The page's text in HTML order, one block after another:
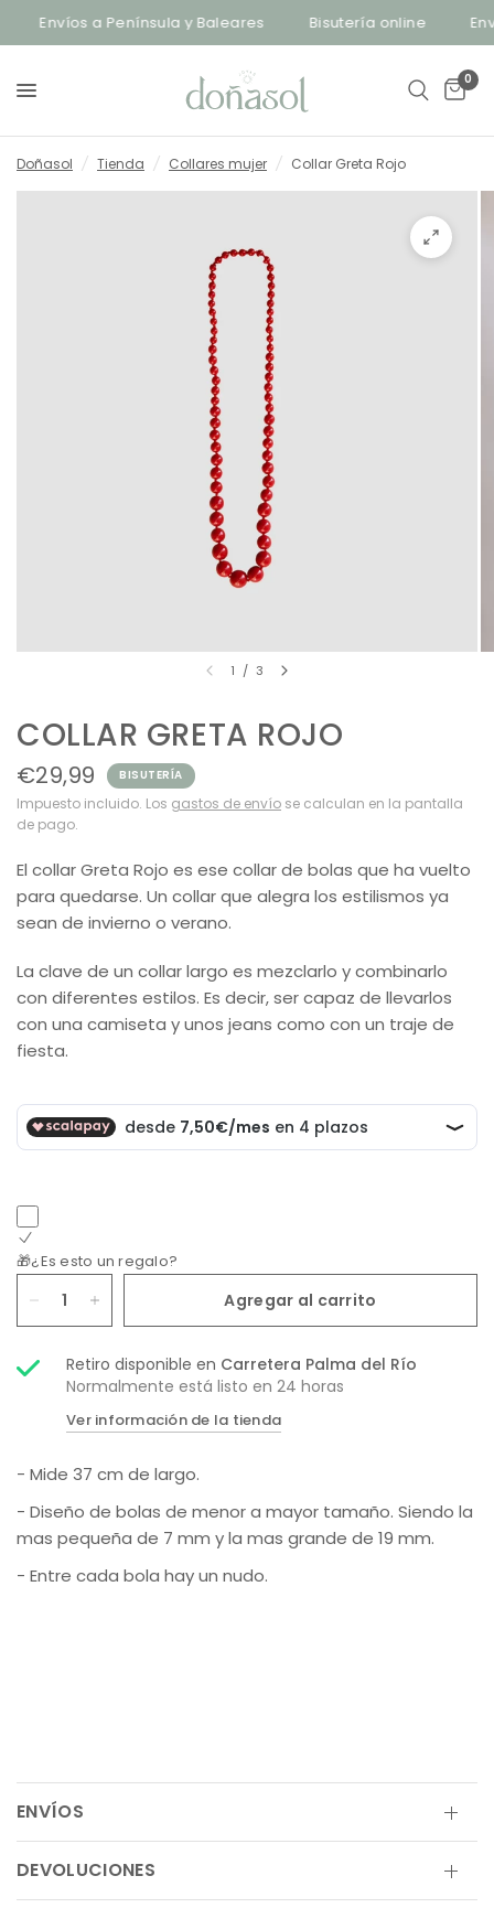
Envíos a Península y Baleares Bisutería online
0
Doñasol / Tienda / Collares mujer / Collar Greta Rojo
1 / 3
COLLAR GRETA ROJO
€29,99 BISUTERÍA
Impuesto incluido. Los gastos de envío se calculan en la pantalla
de pago.
El collar Greta Rojo es ese collar de bolas que ha vuelto
para quedarse. Un collar que alegra los estilismos ya
sean de invierno o verano.
La clave de un collar largo es mezclarlo y combinarlo
con diferentes estilos. Es decir, ser capaz de llevarlos
con una camiseta y unos jeans como con un traje de
fiesta.
🎁¿Es esto un regalo?
Agregar al carrito
Retiro disponible en Carretera Palma del Río
Normalmente está listo en 24 horas
Ver información de la tienda
- Mide 37 cm de largo.
- Diseño de bolas de menor a mayor tamaño. Siendo la
mas pequeña de 7 mm y la mas grande de 19 mm.
- Entre cada bola hay un nudo.
ENVÍOS
DEVOLUCIONES